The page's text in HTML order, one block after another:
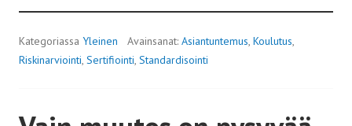
Kategoriassa Yleinen Avainsanat: Asiantuntemus, Koulutus,
Riskinarviointi, Sertifiointi, Standardisointi